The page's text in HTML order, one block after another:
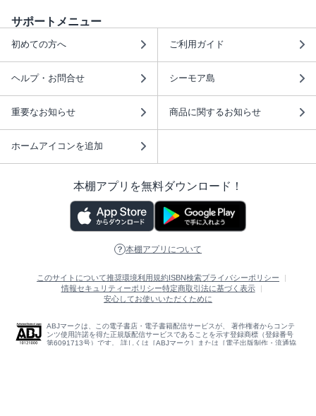
サポートメニュー
初めての方へ ご利用ガイド
ヘルプ・お問合せ シーモア島
重要なお知らせ 商品に関するお知らせ
ホームアイコンを追加
本棚アプリを無料ダウンロード！
本棚アプリについて
このサイトについて推奨環境利用規約 ISBN検索プライバシーポリシー
情報セキュリティーポリシー特定商取引法に基づく表示
安心してお使いいただくために
ABJマークは、この電子書店・電子書籍配信サービスが、 著作権者からコンテ
ンツ使用許諾を得た正規版配信サービスであることを示す登録商標（登録番号
第6091713号）です。 詳しくは［ABJマーク］または［電子出版制作・流通協